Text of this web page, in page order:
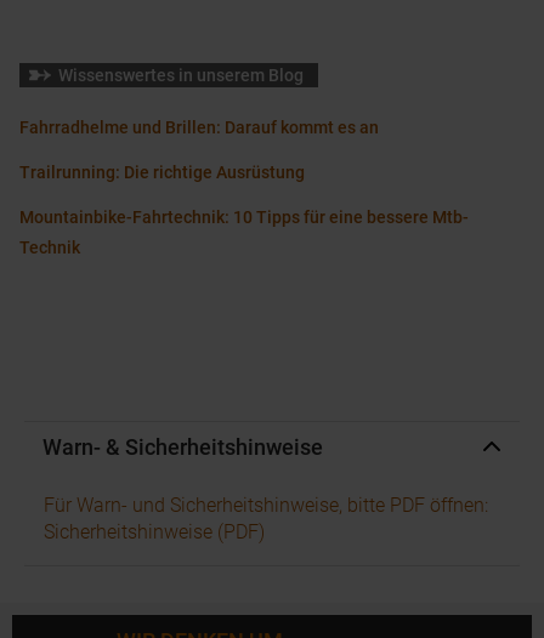
Wissenswertes in unserem Blog
Fahrradhelme und Brillen: Darauf kommt es an
Trailrunning: Die richtige Ausrüstung
Mountainbike-Fahrtechnik: 10 Tipps für eine bessere Mtb-
Technik
Warn- & Sicherheitshinweise
Für Warn- und Sicherheitshinweise, bitte PDF öffnen:
Sicherheitshinweise (PDF)